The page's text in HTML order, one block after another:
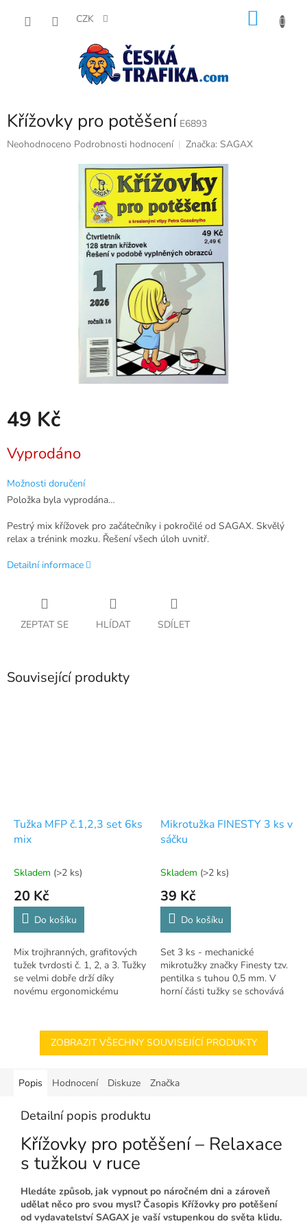
CZK
Křížovky pro potěšení E6893
Průměrné
Neohodnoceno Podrobnosti hodnocení Značka: SAGAX
49 Kč
cena:
Vyprodáno
Možnosti doručení
Položka byla vyprodána…
Pestrý mix křížovek pro začátečníky i pokročilé od SAGAX. Skvělý
relax a trénink mozku. Řešení všech úloh uvnitř.
Detailní informace
ZEPTAT SE HLÍDAT SDÍLET
Související produkty
Tužka MFP č.1,2,3 set 6ks
mix
Skladem (>2 ks)
20 Kč
Do košíku
Mix trojhranných, grafitových
tužek tvrdosti č. 1, 2, a 3. Tužky
se velmi dobře drží díky
novému ergonomickému
psaní,...
Mikrotužka FINESTY 3 ks v
sáčku
Skladem (>2 ks)
39 Kč
Do košíku
Set 3 ks - mechanické
mikrotužky značky Finesty tzv.
pentilka s tuhou 0,5 mm. V
horní části tužky se schovává
ZOBRAZIT VŠECHNY SOUVISEJÍCÍ PRODUKTY
Popis Hodnocení Diskuze Značka
Detailní popis produktu
Křížovky pro potěšení – Relaxace
s tužkou v ruce
Hledáte způsob, jak vypnout po náročném dni a zároveň
udělat něco pro svou mysl? Časopis Křížovky pro potěšení
od vydavatelství SAGAX je vaší vstupenkou do světa klidu.